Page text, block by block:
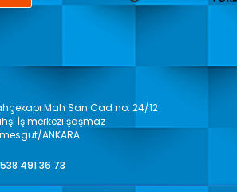
Mah San Cad no: 24/12
İş merkezi şaşmaz
ANKARA
491 36 73